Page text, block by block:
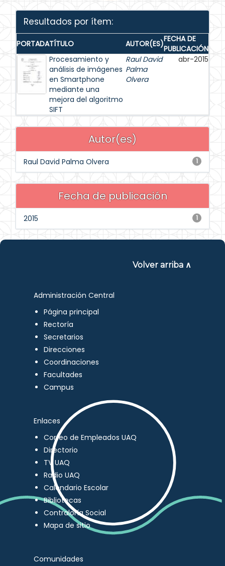
Resultados por ítem:
PORTADATÍTULO AUTOR(ES)FECHA DE
PUBLICACIÓN
Procesamiento y
análisis de imágenes
en Smartphone
mediante una
mejora del algoritmo
SIFT
Raul David
Palma
Olvera
abr-2015
Autor(es)
1
Raul David Palma Olvera
Fecha de publicación
1
2015
Volver arriba ∧
Administración Central
Página principal
Rectoría
Secretarios
Direcciones
Coordinaciones
Facultades
Campus
Enlaces
Correo de Empleados UAQ
Directorio
TV UAQ
Radio UAQ
Calendario Escolar
Bibliotecas
Contraloría Social
Mapa de sitio
Comunidades